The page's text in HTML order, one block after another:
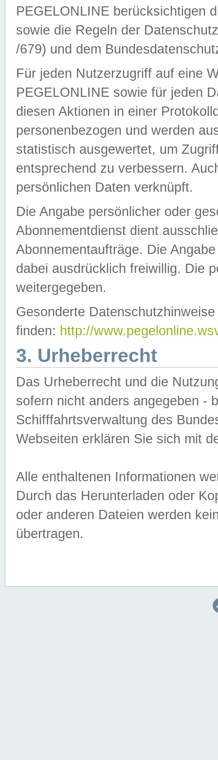
PEGELONLINE berücksichtigen
sowie die Regeln der
/679) und dem
Für jeden Nutzerzugriff auf eine
PEGELONLINE sowie für jeden
diesen Aktionen in einer
personenbezogen und werden
statistisch ausgewertet, um
entsprechend zu verbessern.
persönlichen Daten verknüpft.
Die Angabe persönlicher oder
Abonnementdienst dient
Abonnementaufträge. Die
dabei ausdrücklich freiwillig. Die
weitergegeben.
Gesonderte
finden: http://
3. Urheberrecht
Das Urheberrecht und die
sofern nicht anders angegeben -
Schifffahrtsverwaltung des
Webseiten erklären Sie sich mit
Alle enthaltenen Informationen
Durch das Herunterladen oder
oder anderen Dateien werden
übertragen.